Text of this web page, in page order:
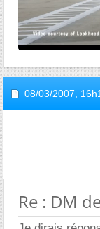
08/03/2007,
Re : DM